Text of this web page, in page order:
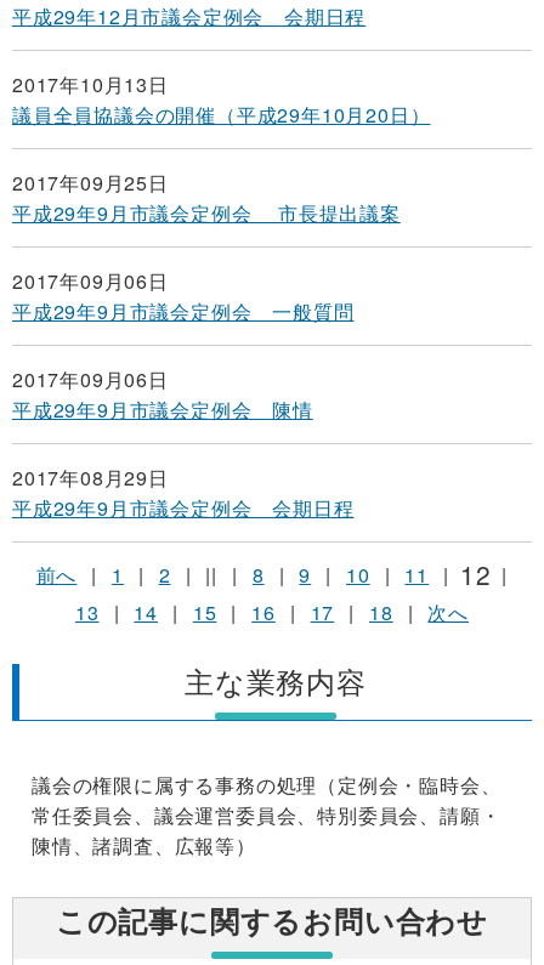
平成29年12月市議会定例会 会期日程
2017年10月13日
議員全員協議会の開催（平成29年10月20日）
2017年09月25日
平成29年9月市議会定例会 市長提出議案
2017年09月06日
平成29年9月市議会定例会 一般質問
2017年09月06日
平成29年9月市議会定例会 陳情
2017年08月29日
平成29年9月市議会定例会 会期日程
前へ | 1 | 2 | || | 8 | 9 | 10 | 11 | 12 |
13
| 14 | 15 | 16 | 17 | 18 | 次へ
主な業務内容
議会の権限に属する事務の処理（定例会・臨時会、
常任委員会、議会運営委員会、特別委員会、請願・
陳情、諸調査、広報等）
この記事に関するお問い合わせ